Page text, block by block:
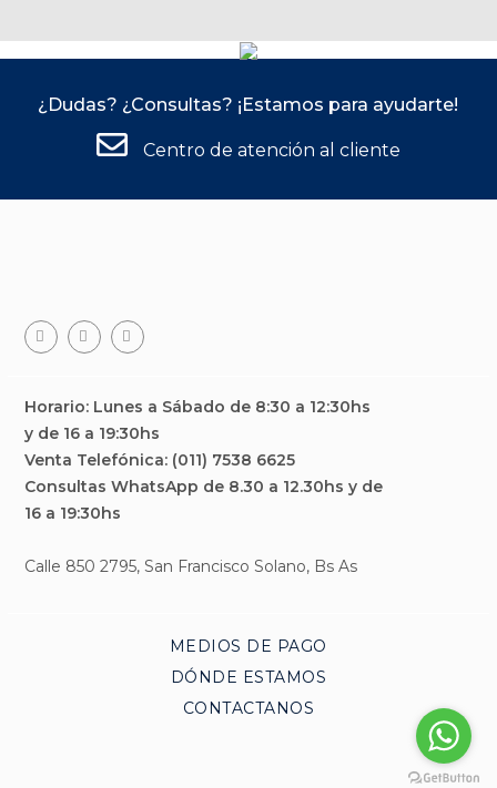
¿Dudas? ¿Consultas? ¡Estamos para ayudarte!
Centro de atención al cliente
Horario: Lunes a Sábado de 8:30 a 12:30hs
y de 16 a 19:30hs
Venta Telefónica: (011) 7538 6625
Consultas WhatsApp de 8.30 a 12.30hs y de
16 a 19:30hs
Calle 850 2795, San Francisco Solano, Bs As
MEDIOS DE PAGO
DÓNDE ESTAMOS
CONTACTANOS